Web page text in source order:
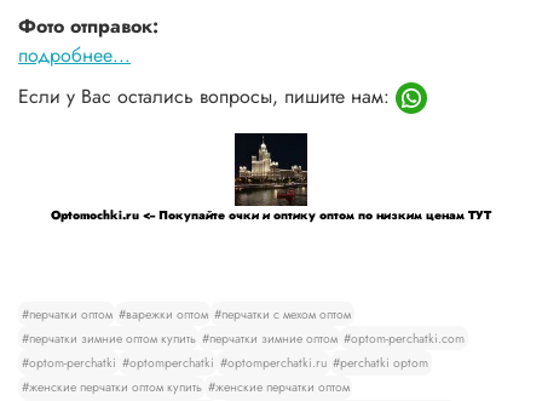
Фото отправок:
подробнее...
Если у Вас остались вопросы, пишите нам:
Optomochki.ru <-- Покупайте очки и оптику оптом по низким ценам ТУТ
#перчатки оптом #варежки оптом #перчатки с мехом оптом
#перчатки зимние оптом купить #перчатки зимние оптом #optom-perchatki.com
#optom-perchatki #optomperchatki #optomperchatki.ru #perchatki optom
#женские перчатки оптом купить #женские перчатки оптом